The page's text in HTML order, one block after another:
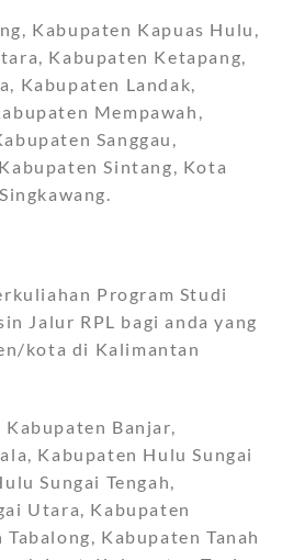
Kabupaten Kapuas Hulu,
Kabupaten Ketapang,
Kabupaten Landak,
Mempawah,
Sanggau,
Sintang, Kota
Program Studi
Jalur RPL bagi anda yang
kota di Kalimantan
Kabupaten Banjar,
Kabupaten Hulu Sungai
Sungai Tengah,
Utara, Kabupaten
Kabupaten Tanah